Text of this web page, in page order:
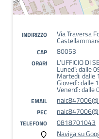
INDIRIZZO Via Traversa
CAP 80053
ORARI L’UFFICIO DI
Lunedì: dalle
Martedì: dalle
Giovedì: dalle
Venerdì: dalle
EMAIL
PEC
TELEFONO
0818701043
Naviga su